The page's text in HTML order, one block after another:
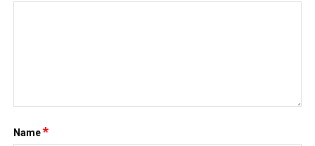
Name*